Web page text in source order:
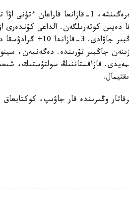
6+ گرادۋس بولىپ، ازداعان
جاڭبىر تۇرىندە. دەگەنمەن،
وڭىرىندە قار جاۋىپ، كوكتايعاق